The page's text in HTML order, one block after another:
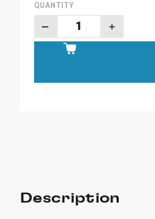
QUANTITY
Description